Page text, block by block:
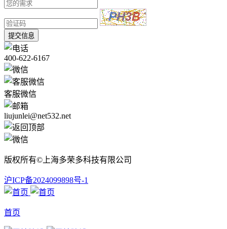
提交信息
400-622-6167
客服微信
liujunlei@net532.net
版权所有©上海多荣多科技有限公司
沪ICP备2024099898号-1
首页